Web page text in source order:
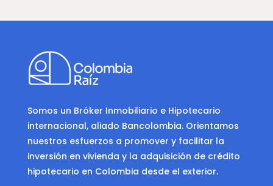
Somos un Bróker Inmobiliario e Hipotecario
internacional, aliado Bancolombia. Orientamos
nuestros esfuerzos a promover y facilitar la
inversión en vivienda y la adquisición de crédito
hipotecario en Colombia desde el exterior.